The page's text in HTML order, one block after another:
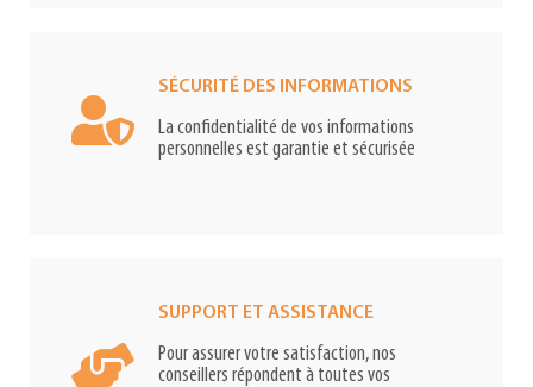
SÉCURITÉ DES INFORMATIONS
La confidentialité de vos informations
personnelles est garantie et sécurisée
SUPPORT ET ASSISTANCE
Pour assurer votre satisfaction, nos
conseillers répondent à toutes vos